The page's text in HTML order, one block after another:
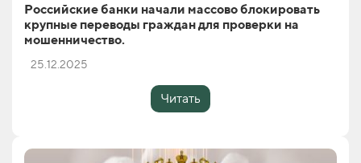
Российские банки начали массово блокировать
крупные переводы граждан для проверки на
мошенничество.
25.12.2025
Читать